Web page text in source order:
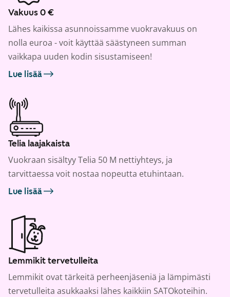
Vakuus 0 €
Lähes kaikissa asunnoissamme vuokravakuus on
nolla euroa - voit käyttää säästyneen summan
vaikkapa uuden kodin sisustamiseen!
Lue lisää
Telia laajakaista
Vuokraan sisältyy Telia 50 M nettiyhteys, ja
tarvittaessa voit nostaa nopeutta etuhintaan.
Lue lisää
Lemmikit tervetulleita
Lemmikit ovat tärkeitä perheenjäseniä ja lämpimästi
tervetulleita asukkaaksi lähes kaikkiin SATOkoteihin.